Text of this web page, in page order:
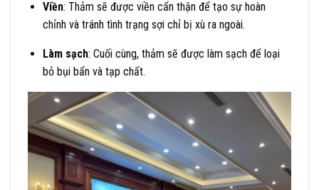
Viền: Thảm sẽ được viền cẩn thận để tạo sự hoàn
chỉnh và tránh tình trạng sợi chỉ bị xù ra ngoài.
Làm sạch: Cuối cùng, thảm sẽ được làm sạch để loại
bỏ bụi bẩn và tạp chất.